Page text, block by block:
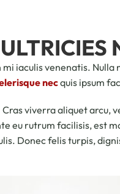
mi iaculis venenatis.
necquis ipsum
viverra aliquet arcu,
eu rutrum facilisis, est
Donec felis turpis,